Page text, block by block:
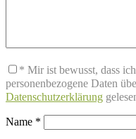
* Mir ist bewusst, dass
personenbezogene Daten
Datenschutzerklärung
Name *